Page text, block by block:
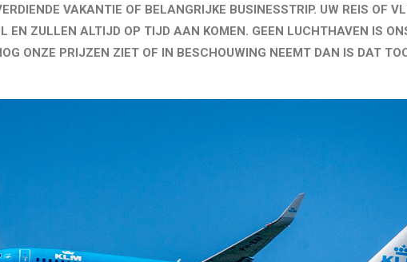
VAKANTIE OF BELANGRIJKE BUSINESSTRIP. UW REIS OF
EN ZULLEN ALTIJD OP TIJD AAN KOMEN. GEEN LUCHTHAVEN IS
ONZE PRIJZEN ZIET OF IN BESCHOUWING NEEMT DAN IS DAT